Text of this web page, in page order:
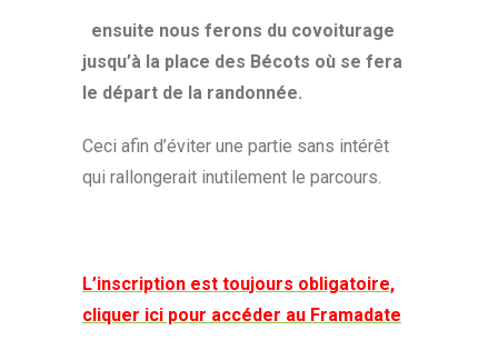
ensuite nous ferons du covoiturage
jusqu’à la place des Bécots où se fera
le départ de la randonnée.
Ceci afin d’éviter une partie sans intérêt
qui rallongerait inutilement le parcours.
L’inscription est toujours obligatoire,
cliquer ici pour accéder au Framadate